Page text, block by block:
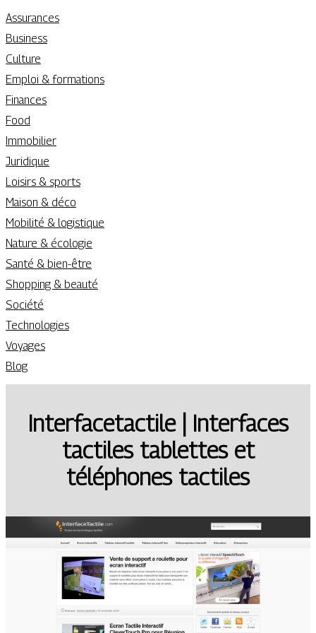
Assurances
Business
Culture
Emploi & formations
Finances
Food
Immobilier
Juridique
Loisirs & sports
Maison & déco
Mobilité & logistique
Nature & écologie
Santé & bien-être
Shopping & beauté
Société
Technologies
Voyages
Blog
In­terfacetacti­le | Interfaces
tactiles tablettes et
téléphones tactiles